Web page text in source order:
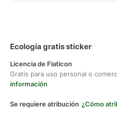
Ecología gratis sticker
Licencia de Flaticon
Gratis para uso personal o
información
Se requiere atribución ¿Cómo